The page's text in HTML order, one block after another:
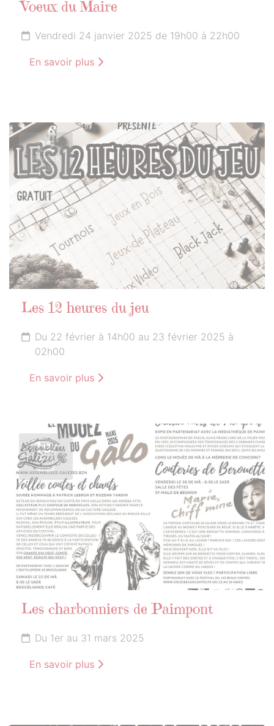
Voeux du Maire
Vendredi 24 janvier 2025 de 19h00 à 22h00
En savoir plus
22
FÉVRIER
2025
Les 12 heures du jeu
Du 22 février à 14h00 au 23 février 2025 à
02h00
En savoir plus
1er
MARS
2025
Les charbonniers de Paimpont
Du 1er au 31 mars 2025
En savoir plus